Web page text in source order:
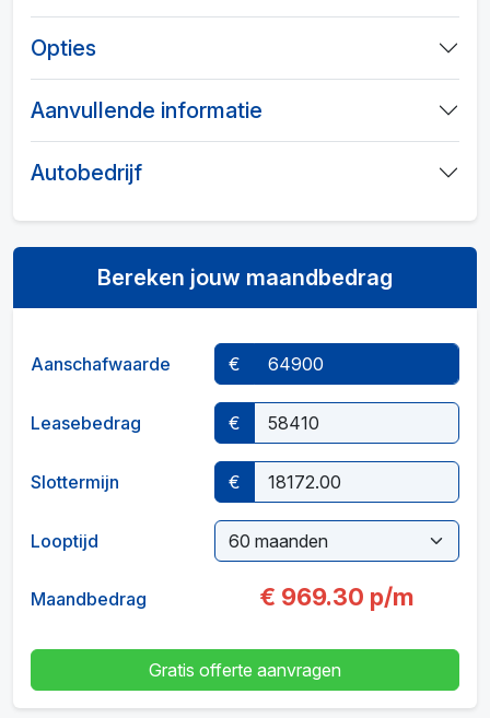
Opties
Aanvullende informatie
Autobedrijf
Bereken jouw maandbedrag
Aanschafwaarde €
Leasebedrag €
Slottermijn €
Looptijd
Maandbedrag € 969.30 p/m
Gratis offerte aanvragen